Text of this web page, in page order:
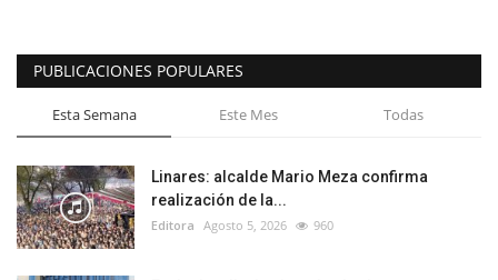
PUBLICACIONES POPULARES
Esta Semana Este Mes Todas
Linares: alcalde Mario Meza confirma
realización de la...
Editora Agosto 5, 2026 960